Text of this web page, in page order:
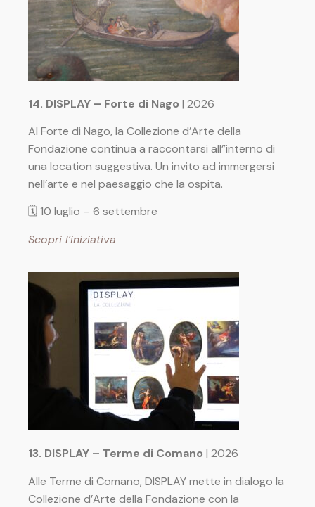
14. DISPLAY – Forte di Nago | 2026
Al Forte di Nago, la Collezione d’Arte della
Fondazione continua a raccontarsi all”interno di
una location suggestiva. Un invito ad immergersi
nell’arte e nel paesaggio che la ospita.
🗓 10 luglio – 6 settembre
Scopri l’iniziativa
13. DISPLAY – Terme di Comano | 2026
Alle Terme di Comano, DISPLAY mette in dialogo la
Collezione d’Arte della Fondazione con la